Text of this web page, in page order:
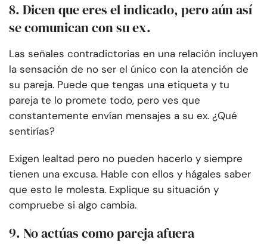
8. Dicen que eres el indicado, pero aún así
se comunican con su ex.
Las señales contradictorias en una relación incluyen
la sensación de no ser el único con la atención de
su pareja. Puede que tengas una etiqueta y tu
pareja te lo promete todo, pero ves que
constantemente envían mensajes a su ex. ¿Qué
sentirías?
Exigen lealtad pero no pueden hacerlo y siempre
tienen una excusa. Hable con ellos y hágales saber
que esto le molesta. Explique su situación y
compruebe si algo cambia.
9. No actúas como pareja afuera